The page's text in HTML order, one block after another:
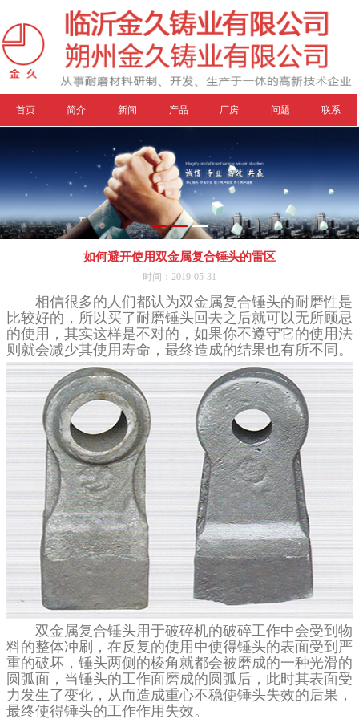
首页 简介 新闻 产品 厂房 问题 联系
如何避开使用双金属复合锤头的雷区
时间：2019-05-31
相信很多的人们都认为双金属复合锤头的耐磨性是
比较好的，所以买了耐磨锤头回去之后就可以无所顾忌
的使用，其实这样是不对的，如果你不遵守它的使用法
则就会减少其使用寿命，最终造成的结果也有所不同。
双金属复合锤头用于破碎机的破碎工作中会受到物
料的整体冲刷，在反复的使用中使得锤头的表面受到严
重的破坏，锤头两侧的棱角就都会被磨成的一种光滑的
圆弧面，当锤头的工作面磨成的圆弧后，此时其表面受
力发生了变化，从而造成重心不稳使锤头失效的后果，
最终使得锤头的工作作用失效。